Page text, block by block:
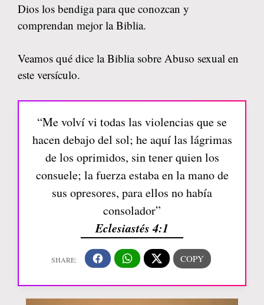
Dios los bendiga para que conozcan y
comprendan mejor la Biblia.
Veamos qué dice la Biblia sobre Abuso sexual en
este versículo.
“Me volví vi todas las violencias que se
hacen debajo del sol; he aquí las lágrimas
de los oprimidos, sin tener quien los
consuele; la fuerza estaba en la mano de
sus opresores, para ellos no había
consolador”
Eclesiastés 4:1